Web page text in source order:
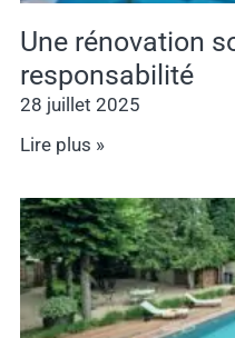
Une rénovation
responsabilité
28 juillet 2025
Lire plus »